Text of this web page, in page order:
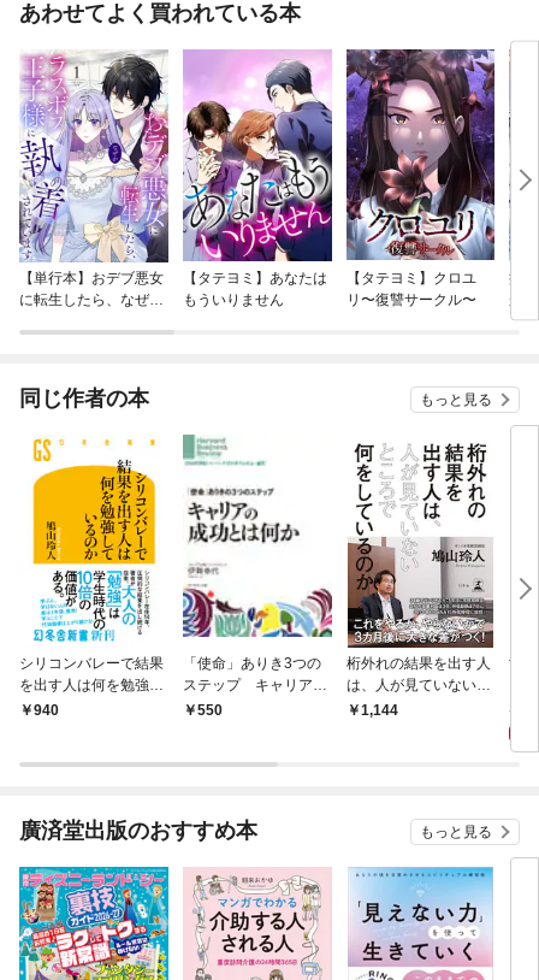
あわせてよく買われている本
【単行本】おデブ悪女
に転生したら、なぜか
【タテヨミ】あなたは
もういりません
【タテヨミ】クロユ
リ〜復讐サークル〜
病
が
ぎ
同じ作者の本 もっと見る
シリコンバレーで結果
を出す人は何を勉強し
ているのか
940
「使命」ありき3つの
ステップ キャリアの
成功とは何か
550
桁外れの結果を出す人
は、人が見ていないと
ころで何をしているの
1,144
世
廣済堂出版のおすすめ本 もっと見る